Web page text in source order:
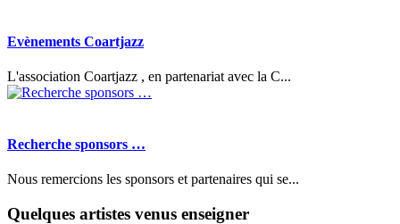
Evènements Coartjazz
L'association Coartjazz , en partenariat avec la C...
Recherche sponsors …
Nous remercions les sponsors et partenaires qui se...
Quelques artistes venus enseigner